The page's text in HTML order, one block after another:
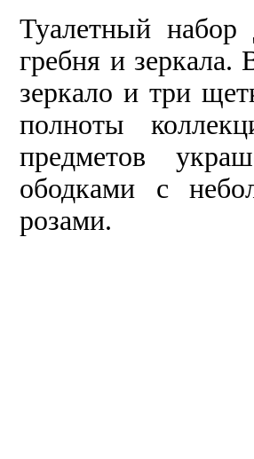
Туалетный
гребня и зеркала.
зеркало и три
полноты
предметов
ободками с
розами.